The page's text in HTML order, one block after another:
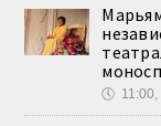
🕔